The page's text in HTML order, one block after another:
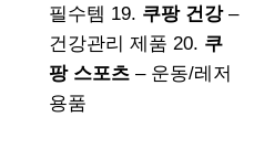
필수템 19. 쿠팡 건강–
건강관리 제품 20. 쿠
팡 스포츠 – 운동/레저
용품